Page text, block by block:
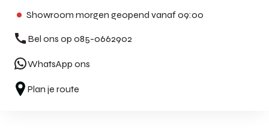
Showroom morgen geopend vanaf 09:00
Bel ons op 085-0662902
WhatsApp ons
Plan je route